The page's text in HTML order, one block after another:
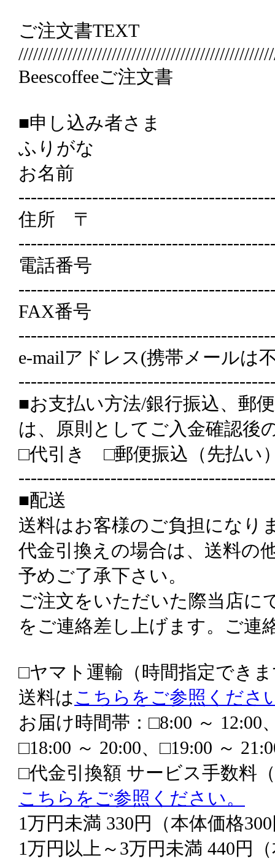
ご注文書TEXT
Beescoffeeご注文書
■申し込み者さま
ふりがな
お名前
住所 〒
電話番号
FAX番号
e-mailアドレス(携帯メールは
■お支払い方法/銀行振込、郵
は、原則としてご入金確認後
□代引き □郵便振込（先払い
■配送
送料はお客様のご負担になり
代金引換えの場合は、送料の
予めご了承下さい。
ご注文をいただいた際当店に
をご連絡差し上げます。ご連
□ヤマト運輸（時間指定でき
送料は こちらをご参照くださ
お届け時間帯：□8:00 ～ 12:00
□18:00 ～ 20:00、□19:00 ～
□代金引換額 サービス手数料
こちらをご参照ください。
1万円未満 330円（本体価格
1万円以上～3万円未満 440円